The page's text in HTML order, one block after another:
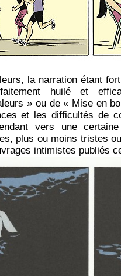
narration étant fort
huilé et
» ou de « Mise en
et les difficultés de
vers une
plus ou moins tristes
intimistes publiés